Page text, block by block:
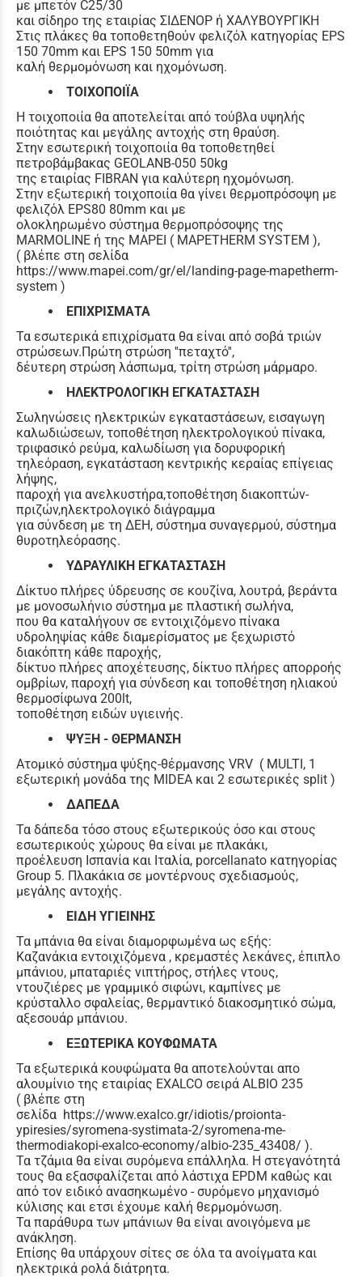
με μπετόν C25/30
και σίδηρο της εταιρίας ΣΙΔΕΝΟΡ ή ΧΑΛΥΒΟΥΡΓΙΚΗ
Στις πλάκες θα τοποθετηθούν φελιζόλ κατηγορίας EPS
150 70mm και EPS 150 50mm για
καλή θερμομόνωση και ηχομόνωση.
ΤΟΙΧΟΠΟΙΪΑ
Η τοιχοποιία θα αποτελείται από τούβλα υψηλής
ποιότητας και μεγάλης αντοχής στη θραύση.
Στην εσωτερική τοιχοποιία θα τοποθετηθεί
πετροβάμβακας GEOLANB-050 50kg
της εταιρίας FIBRAN για καλύτερη ηχομόνωση.
Στην εξωτερική τοιχοποιία θα γίνει θερμοπρόσοψη με
φελιζόλ EPS80 80mm και με
ολοκληρωμένο σύστημα θερμοπρόσοψης της
MARMOLINE ή της MAPEI ( MAPETHERM SYSTEM ),
( βλέπε στη σελίδα
https://www.mapei.com/gr/el/landing-page-mapetherm-
system )
ΕΠΙΧΡΙΣΜΑΤΑ
Τα εσωτερικά επιχρίσματα θα είναι από σοβά τριών
στρώσεων.Πρώτη στρώση ''πεταχτό'',
δέυτερη στρώση λάσπωμα, τρίτη στρώση μάρμαρο.
ΗΛΕΚΤΡΟΛΟΓΙΚΗ ΕΓΚΑΤΑΣΤΑΣΗ
Σωληνώσεις ηλεκτρικών εγκαταστάσεων, εισαγωγη
καλωδιώσεων, τοποθέτηση ηλεκτρολογικού πίνακα,
τριφασικό ρεύμα, καλωδίωση για δορυφορική
τηλεόραση, εγκατάσταση κεντρικής κεραίας επίγειας
λήψης,
παροχή για ανελκυστήρα,τοποθέτηση διακοπτών-
πριζών,ηλεκτρολογικό διάγραμμα
για σύνδεση με τη ΔΕΗ, σύστημα συναγερμού, σύστημα
θυροτηλεόρασης.
ΥΔΡΑΥΛΙΚΗ ΕΓΚΑΤΑΣΤΑΣΗ
Δίκτυο πλήρες ύδρευσης σε κουζίνα, λουτρά, βεράντα
με μονοσωλήνιο σύστημα με πλαστική σωλήνα,
που θα καταλήγουν σε εντοιχιζόμενο πίνακα
υδροληψίας κάθε διαμερίσματος με ξεχωριστό
διακόπτη κάθε παροχής,
δίκτυο πλήρες αποχέτευσης, δίκτυο πλήρες απορροής
ομβρίων, παροχή για σύνδεση και τοποθέτηση ηλιακού
θερμοσίφωνα 200lt,
τοποθέτηση ειδών υγιεινής.
ΨΥΞΗ - ΘΕΡΜΑΝΣΗ
Ατομικό σύστημα ψύξης-θέρμανσης VRV ( MULTI, 1
εξωτερική μονάδα της MIDEA και 2 εσωτερικές split )
ΔΑΠΕΔΑ
Τα δάπεδα τόσο στους εξωτερικούς όσο και στους
εσωτερικούς χώρους θα είναι με πλακάκι,
προέλευση Ισπανία και Ιταλία, porcellanato κατηγορίας
Group 5. Πλακάκια σε μοντέρνους σχεδιασμούς,
μεγάλης αντοχής.
ΕΙΔΗ ΥΓΙΕΙΝΗΣ
Τα μπάνια θα είναι διαμορφωμένα ως εξής:
Καζανάκια εντοιχιζόμενα , κρεμαστές λεκάνες, έπιπλο
μπάνιου, μπαταριές νιπτήρος, στήλες ντους,
ντουζιέρες με γραμμικό σιφώνι, καμπίνες με
κρύσταλλο σφαλείας, θερμαντικό διακοσμητικό σώμα,
αξεσουάρ μπάνιου.
ΕΞΩΤΕΡΙΚΑ ΚΟΥΦΩΜΑΤΑ
Τα εξωτερικά κουφώματα θα αποτελούνται απο
αλουμίνιο της εταιρίας EXALCO σειρά ALBIO 235
( βλέπε στη
σελίδα https://www.exalco.gr/idiotis/proionta-
ypiresies/syromena-systimata-2/syromena-me-
thermodiakopi-exalco-economy/albio-235_43408/ ).
Τα τζάμια θα είναι συρόμενα επάλληλα. Η στεγανότητά
τους θα εξασφαλίζεται από λάστιχα EPDM καθώς και
από τον ειδικό ανασηκωμένο - συρόμενο μηχανισμό
κύλισης και ετσι έχουμε καλή θερμομόνωση.
Τα παράθυρα των μπάνιων θα είναι ανοιγόμενα με
ανάκληση.
Επίσης θα υπάρχουν σίτες σε όλα τα ανοίγματα και
ηλεκτρικά ρολά διάτρητα.